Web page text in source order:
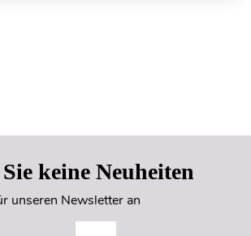
keine Neuheiten
unseren Newsletter an